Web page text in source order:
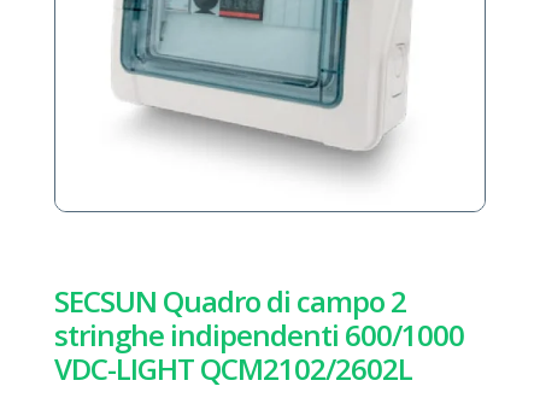
SECSUN Quadro di campo 2
stringhe indipendenti 600/1000
VDC-LIGHT QCM2102/2602L